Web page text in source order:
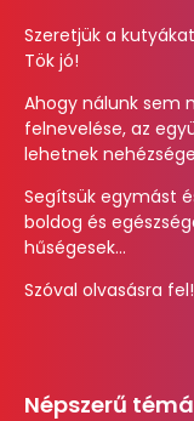
Szeretjük a
Tök jó!
Ahogy nálunk sem
felnevelése, az
lehetnek
Segítsük egymást
boldog és
hűségesek...
Szóval olvasásra
Népszerű